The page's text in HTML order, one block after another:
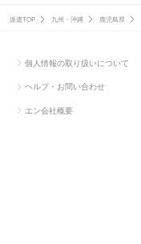
派遣TOP 九州・沖縄 鹿児島県
個人情報の取り扱いについて
ヘルプ・お問い合わせ
エン会社概要